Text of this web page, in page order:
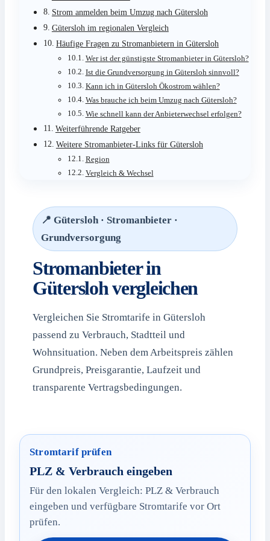
Strom anmelden beim Umzug nach Gütersloh
Gütersloh im regionalen Vergleich
Häufige Fragen zu Stromanbietern in Gütersloh
Wer ist der günstigste Stromanbieter in Gütersloh?
Ist die Grundversorgung in Gütersloh sinnvoll?
Kann ich in Gütersloh Ökostrom wählen?
Was brauche ich beim Umzug nach Gütersloh?
Wie schnell kann der Anbieterwechsel erfolgen?
Weiterführende Ratgeber
Weitere Stromanbieter-Links für Gütersloh
Region
Vergleich & Wechsel
📍 Gütersloh · Stromanbieter ·
Grundversorgung
Stromanbieter in
Gütersloh vergleichen
Vergleichen Sie Stromtarife in Gütersloh
passend zu Verbrauch, Stadtteil und
Wohnsituation. Neben dem Arbeitspreis zählen
Grundpreis, Preisgarantie, Laufzeit und
transparente Vertragsbedingungen.
Stromtarif prüfen
PLZ & Verbrauch eingeben
Für den lokalen Vergleich: PLZ & Verbrauch
eingeben und verfügbare Stromtarife vor Ort
prüfen.